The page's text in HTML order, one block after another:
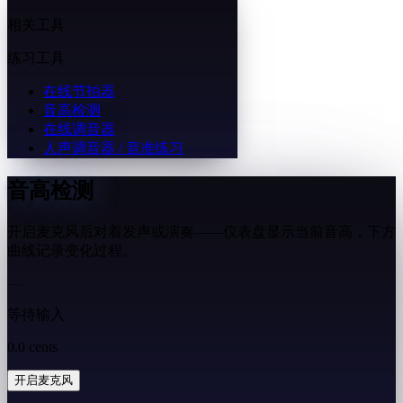
相关工具
练习工具
在线节拍器
音高检测
在线调音器
人声调音器 / 音准练习
音高检测
曲线记录变化过程。
等待输入
0.0 cents
开启麦克风